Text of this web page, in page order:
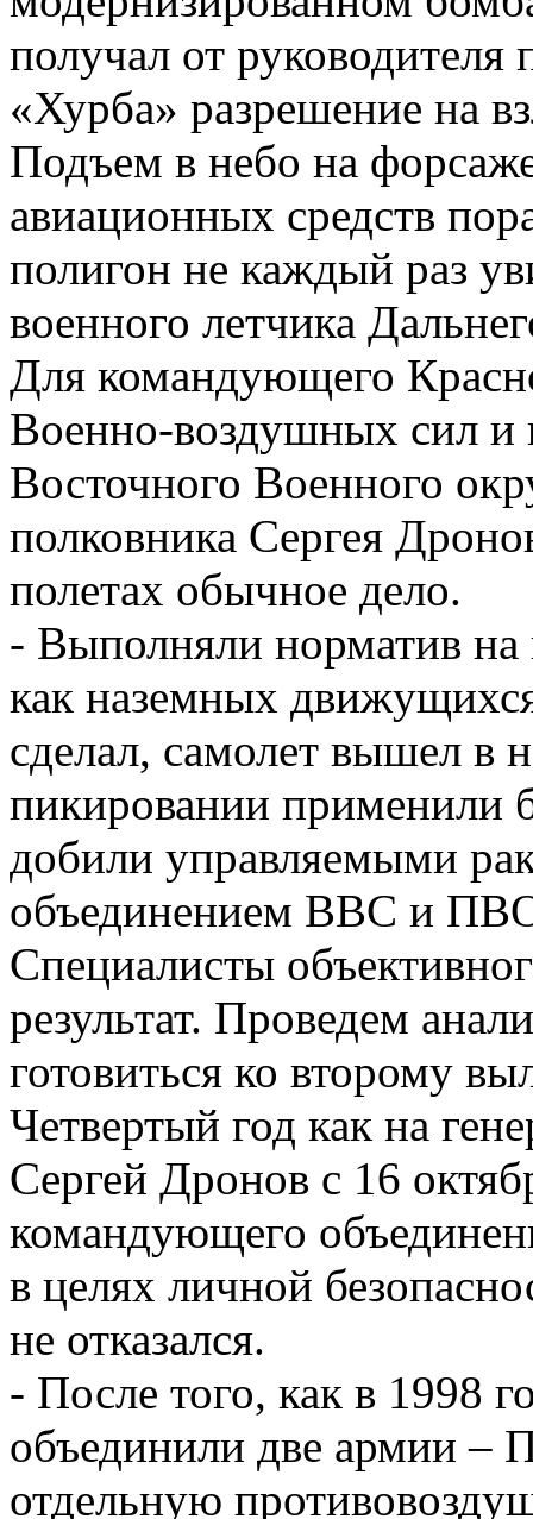
получал от руководителя
«Хурба» разрешение на
Подъем в небо на
авиационных средств
полигон не каждый раз
военного летчика
Для командующего
Военно-воздушных сил и
Восточного Военного
полковника Сергея
полетах обычное дело.
- Выполняли норматив
как наземных
сделал, самолет вышел в
пикировании применили
добили управляемыми
объединением ВВС и
Специалисты
результат. Проведем
готовиться ко второму
Четвертый год как на
Сергей Дронов с 16
командующего
в целях личной
не отказался.
- После того, как в 1998
объединили две армии
отдельную